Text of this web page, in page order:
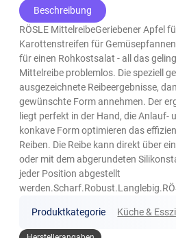
Beschreibung
RÖSLE MittelreibeGeriebener Apfel
Karottenstreifen für
für einen Rohkostsalat - all das
Mittelreibe problemlos. Die speziell
ausgezeichnete Reibeergebnisse,
gewünschte Form annehmen. Der
liegt perfekt in der Hand, die Anlauf-
konkave Form optimieren das
Reiben. Die Reibe kann direkt über
oder mit dem abgerundeten
jeder Position abgestellt
Produktkategorie Küche &